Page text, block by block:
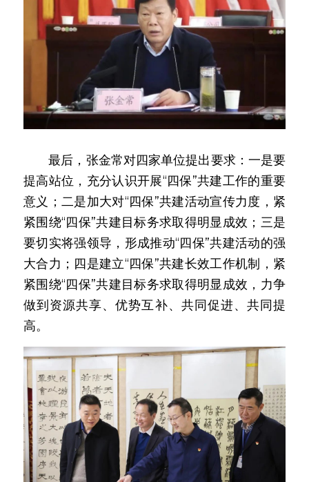
最后，张金常对四家单位提出要求：一是要
提高站位，充分认识开展“四保”共建工作的重要
意义；二是加大对“四保”共建活动宣传力度，紧
紧围绕“四保”共建目标务求取得明显成效；三是
要切实将强领导，形成推动“四保”共建活动的强
大合力；四是建立“四保”共建长效工作机制，紧
紧围绕“四保”共建目标务求取得明显成效，力争
做到资源共享、优势互补、共同促进、共同提
高。